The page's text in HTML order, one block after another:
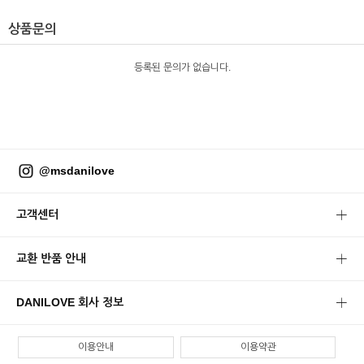
상품문의
등록된 문의가 없습니다.
@msdanilove
고객센터
교환 반품 안내
DANILOVE 회사 정보
이용안내 이용약관